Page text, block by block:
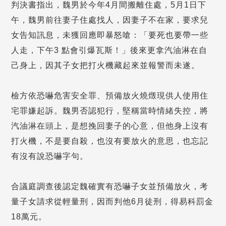
判決書指出，魏男於今年4月間搬離住處，5月1日下
午，魏男前往妻子住處找人，因妻子不在家，要求兒
女告知訊息，未獲回應即暴怒嗆：「要死也要帶一些
人走，下午3 點會引爆瓦斯！」後來更拿汽油淋在自
己身上，因其子女把打火機藏起來並報警而未遂。
檢方依恐嚇危害安全罪、預備放火燒燬現供人使用住
宅罪嫌起訴。魏男否認犯行，堅稱當時情緒失控，將
汽油淋在頭上，是想挽回妻子的心意，但他身上沒有
打火機，不是要自殺，也沒有要放火的意思，也忘記
有沒有說恐嚇字句。
合議庭調查後認定魏確實有恐嚇子女並預備放火，考
量子女請求從輕量刑，因而判他6月徒刑，得易科罰金
18萬元。